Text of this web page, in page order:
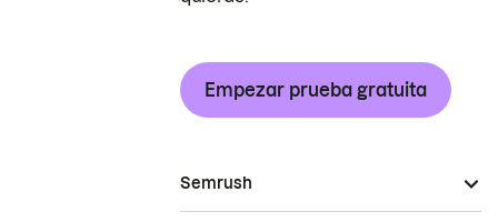
Empezar prueba gratuita
Semrush